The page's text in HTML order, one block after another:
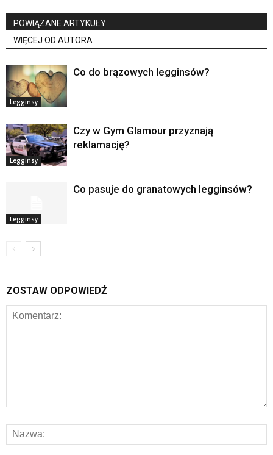
POWIĄZANE ARTYKUŁY
WIĘCEJ OD AUTORA
Legginsy
Co do brązowych legginsów?
Legginsy
Czy w Gym Glamour przyznają
reklamację?
Legginsy
Co pasuje do granatowych legginsów?
ZOSTAW ODPOWIEDŹ